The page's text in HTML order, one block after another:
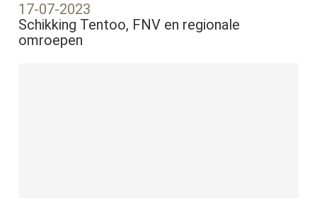
17-07-2023
Schikking Tentoo, FNV en regionale
omroepen